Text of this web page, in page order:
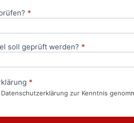
*
soll geprüft werden? *
*
zur Kenntnis